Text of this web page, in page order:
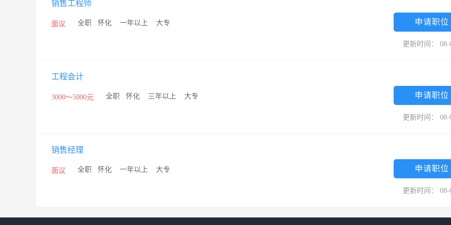
销售工程师
面议 全职 怀化 一年以上 大专 申请职位
更新时间： 08-
工程会计
3000～5000元 全职 怀化 三年以上 大专 申请职位
更新时间： 08-
销售经理
面议 全职 怀化 一年以上 大专 申请职位
更新时间： 08-